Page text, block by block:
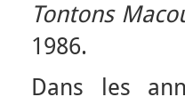
Tontons
1986.
Dans les